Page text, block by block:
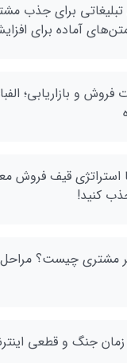
تبلیغاتی برای جذب
آماده برای
فروش و بازاریابی؛
استراتژی قیف فروش
کنید!
مشتری چیست؟
جنگ و قطعی